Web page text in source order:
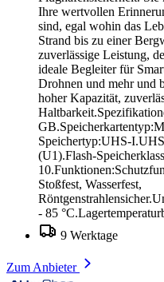
Ihre wertvollen
sind, egal wohin das
Strand bis zu einer
zuverlässige Leistung,
ideale Begleiter für
Drohnen und mehr und
hoher Kapazität,
Speichertyp:UHS-
(U1).Flash-
Stoßfest, Wasserfest,
- 85
9 Werktage
Zum Anbieter